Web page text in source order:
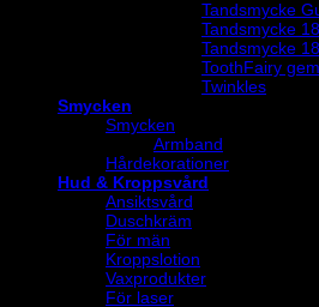
Tandsmycke
Tandsmycke
Tandsmycke
ToothFairy
Twinkles
Smycken
Smycken
Armband
Hårdekorationer
Hud & Kroppsvård
Ansiktsvård
Duschkräm
För män
Kroppslotion
Vaxprodukter
För laser